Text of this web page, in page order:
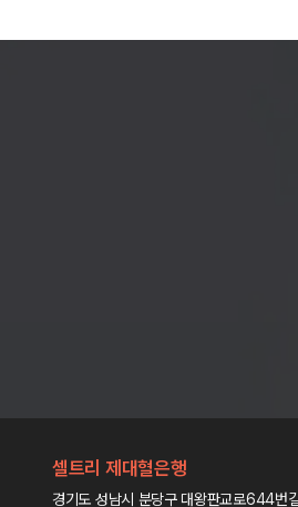
셀트리 제대혈은행
경기도 성남시 분당구 대왕판교로644번